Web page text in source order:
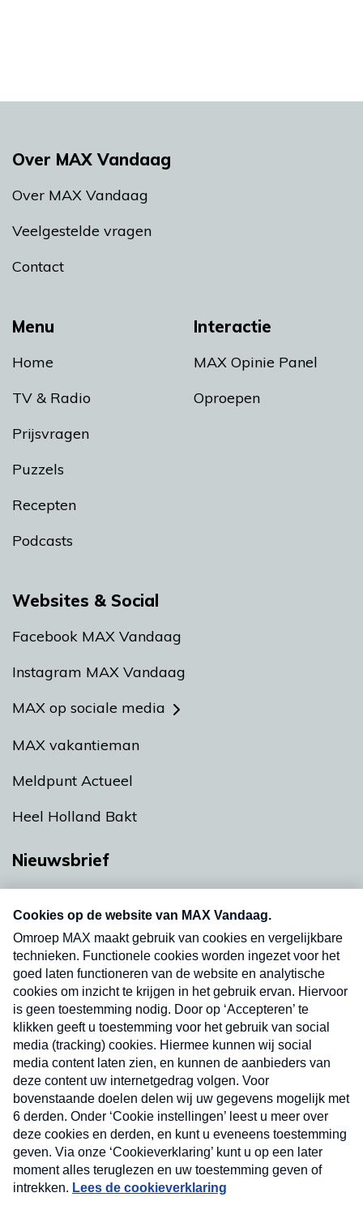
Menu
Home
TV & Radio
Prijsvragen
Puzzels
Recepten
Podcasts
Interactie
MAX Opinie Panel
Oproepen
Over MAX Vandaag
Over MAX Vandaag
Veelgestelde vragen
Contact
Websites & Social
Facebook MAX Vandaag
Instagram MAX Vandaag
MAX op sociale media
MAX vakantieman
Meldpunt Actueel
Heel Holland Bakt
Nieuwsbrief
Neem hier een gratis abonnement op onze
nieuwsbrief. Elke vrijdag- en dinsdagochtend in
uw mailbox.
Verzend
Nieuwsbrief
Neem hier een gratis abonnement op onze
nieuwsbrief. Elke vrijdag- en dinsdagochtend in uw